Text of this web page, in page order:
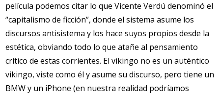
película podemos citar lo que Vicente Verdú denominó el
“capitalismo de ficción”, donde el sistema asume los
discursos antisistema y los hace suyos propios desde la
estética, obviando todo lo que atañe al pensamiento
crítico de estas corrientes. El vikingo no es un auténtico
vikingo, viste como él y asume su discurso, pero tiene un
BMW y un iPhone (en nuestra realidad podríamos